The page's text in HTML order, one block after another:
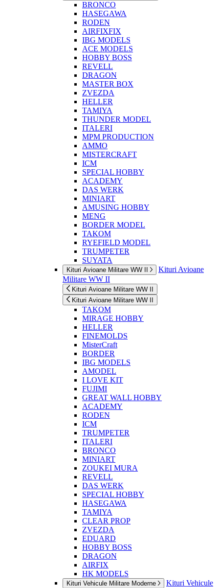
BRONCO
HASEGAWA
RODEN
AIRFIXFIX
IBG MODELS
ACE MODELS
HOBBY BOSS
REVELL
DRAGON
MASTER BOX
ZVEZDA
HELLER
TAMIYA
THUNDER MODEL
ITALERI
MPM PRODUCTION
AMMO
MISTERCRAFT
ICM
SPECIAL HOBBY
ACADEMY
DAS WERK
MINIART
AMUSING HOBBY
MENG
BORDER MODEL
TAKOM
RYEFIELD MODEL
TRUMPETER
SUYATA
Kituri Avioane Militare WW II
Kituri Avioane
Militare WW II
Kituri Avioane Militare WW II
Kituri Avioane Militare WW II
TAKOM
MIRAGE HOBBY
HELLER
FINEMOLDS
MisterCraft
BORDER
IBG MODELS
AMODEL
I LOVE KIT
FUJIMI
GREAT WALL HOBBY
ACADEMY
RODEN
ICM
TRUMPETER
ITALERI
BRONCO
MINIART
ZOUKEI MURA
REVELL
DAS WERK
SPECIAL HOBBY
HASEGAWA
TAMIYA
CLEAR PROP
ZVEZDA
EDUARD
HOBBY BOSS
DRAGON
AIRFIX
HK MODELS
Kituri Vehicule Militare Moderne
Kituri Vehicule